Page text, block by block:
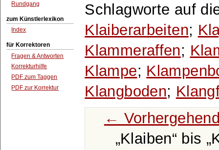
Rundgang
zum Künstlerlexikon
Index
für Korrektoren
Fragen & Antworten
Korrekturhilfe
PDF zum Taggen
PDF zur Korrektur
Schlagworte auf
Klaiberarbeiten;
Klammeraffen;
Klampe;
Klangboden;
←
Klaiben
bis